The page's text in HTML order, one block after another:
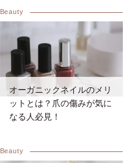
Beauty
オーガニックネイルのメリ
ットとは？爪の傷みが気に
なる人必見！
Beauty